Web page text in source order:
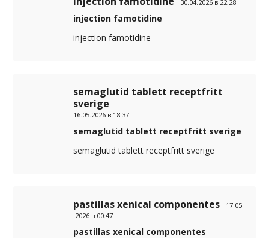
30.04.2026 в 22:28
injection famotidine
injection famotidine
semaglutid tablett receptfritt
sverige
16.05.2026 в 18:37
semaglutid tablett receptfritt sverige
semaglutid tablett receptfritt sverige
pastillas xenical componentes
17.05
.2026 в 00:47
pastillas xenical componentes